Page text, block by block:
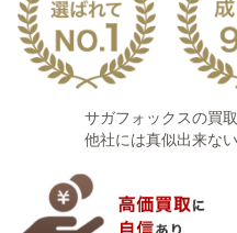
サガフォックスの買
他社には真似出来な